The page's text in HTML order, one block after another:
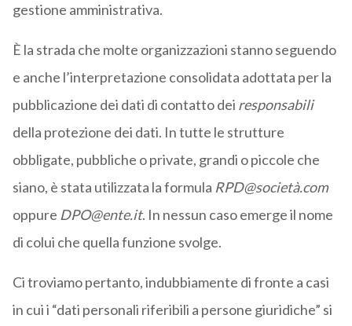
gestione amministrativa.
È la strada che molte organizzazioni stanno seguendo
e anche l’interpretazione consolidata adottata per la
pubblicazione dei dati di contatto dei responsabili
della protezione dei dati. In tutte le strutture
obbligate, pubbliche o private, grandi o piccole che
siano, è stata utilizzata la formula RPD@società.com
oppure DPO@ente.it. In nessun caso emerge il nome
di colui che quella funzione svolge.
Ci troviamo pertanto, indubbiamente di fronte a casi
in cui i “dati personali riferibili a persone giuridiche” si